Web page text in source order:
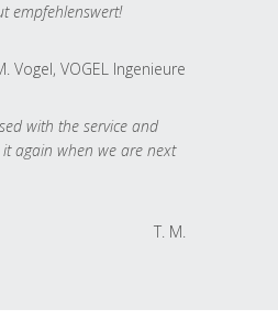
empfehlenswert!
Vogel, VOGEL Ingenieure
with the service and
again when we are next
T. M.